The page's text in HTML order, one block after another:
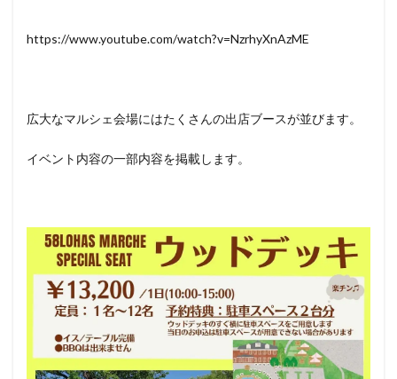
https://www.youtube.com/watch?v=NzrhyXnAzME
広大なマルシェ会場にはたくさんの出店ブースが並びます。
イベント内容の一部内容を掲載します。